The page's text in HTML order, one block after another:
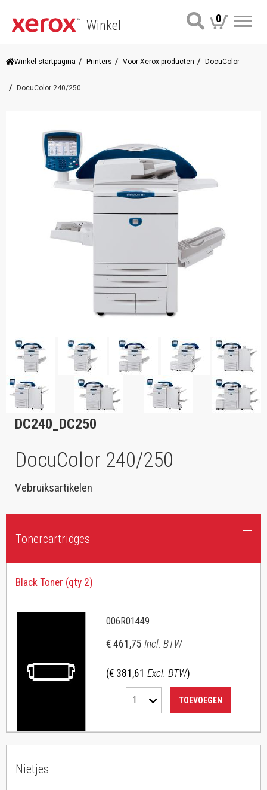
Winkel 0
Winkel startpagina Printers Voor Xerox-producten DocuColor
DocuColor 240/250
DC240_DC250
DocuColor 240/250
Vebruiksartikelen
Tonercartridges
Black Toner (qty 2)
006R01449
€ 461,75 Incl. BTW
(€ 381,61 Excl. BTW)
1 TOEVOEGEN
Nietjes